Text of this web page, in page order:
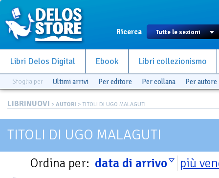
Ricerca
Libri Delos Digital Ebook Libri collezionismo
Sfoglia per Ultimi arrivi Per editore Per collana Per autore
LIBRINUOVI > AUTORI > TITOLI DI UGO MALAGUTI
TITOLI DI UGO MALAGUTI
Ordina per: data di arrivo più